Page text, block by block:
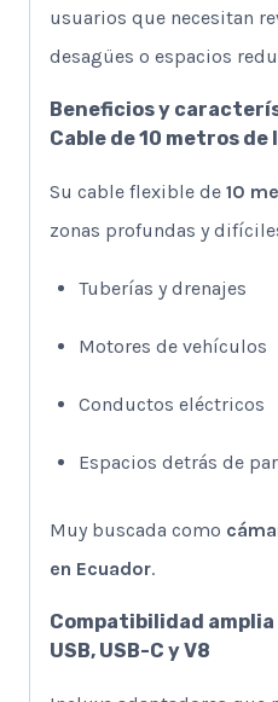
usuarios que necesitan
desagües o espacios
Beneficios y
Cable de 10 metros de
Su cable flexible de 10
zonas profundas y
Tuberías y drenajes
Motores de vehículos
Conductos eléctricos
Espacios detrás de
Muy buscada como
en Ecuador.
Compatibilidad
USB, USB-C y V8